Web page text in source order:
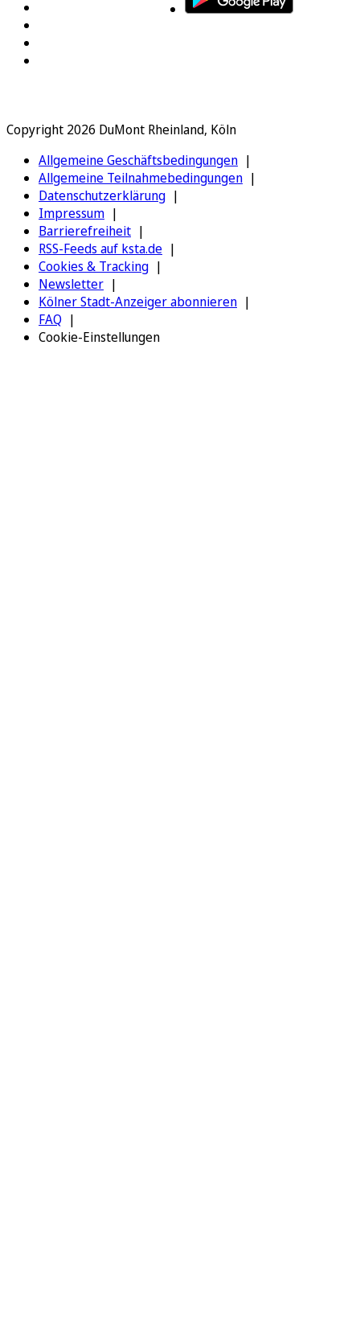
Copyright 2026 DuMont Rheinland, Köln
Allgemeine Geschäftsbedingungen
Allgemeine Teilnahmebedingungen
Datenschutzerklärung
Impressum
Barrierefreiheit
RSS-Feeds auf ksta.de
Cookies & Tracking
Newsletter
Kölner Stadt-Anzeiger abonnieren
FAQ
Cookie-Einstellungen